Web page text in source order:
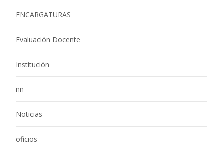
ENCARGATURAS
Evaluación Docente
Institución
nn
Noticias
oficios